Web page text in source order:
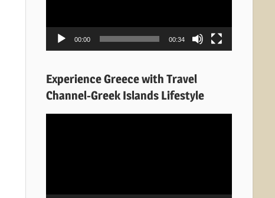
00:00 00:34
Experience Greece with Travel
Channel-Greek Islands Lifestyle